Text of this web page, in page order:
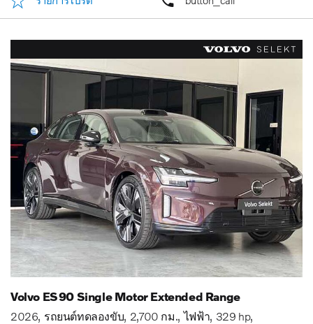
Volvo ES90 Single Motor Extended Range
2026 รถยนต์ทดลองขับ 2,700 กม. ไฟฟ้า 329 hp